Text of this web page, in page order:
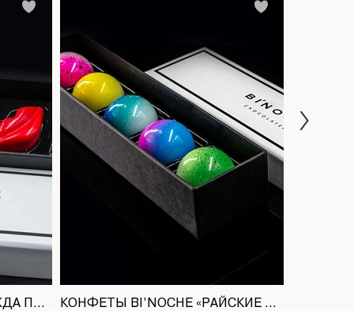
КОНФЕТЫ BI’NOCHE «ЖАЖДА ПОЦЕЛУЯ» КОНФЕТЫ BI’NOCHE «РАЙСКИЕ ОСТРОВА»